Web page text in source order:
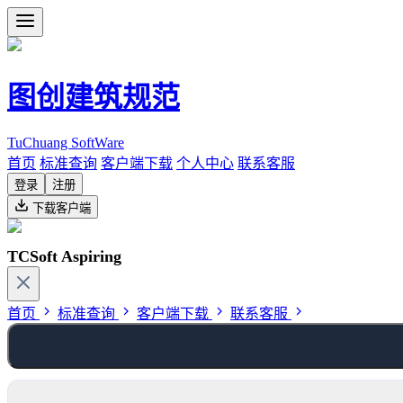
图创建筑规范
TuChuang SoftWare
首页 标准查询 客户端下载 个人中心 联系客服
登录
注册
下载客户端
TCSoft Aspiring
首页 标准查询 客户端下载 联系客服